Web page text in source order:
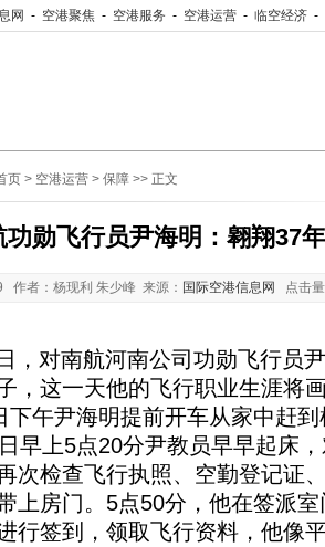
网 - 空港聚焦 - 空港服务 - 空港运营 - 临空经济 -
页 > 空港运营 > 保障 >> 正文
功勋飞行员尹海明：翱翔37
作者：杨现利 朱少峰 来源： 国际空港信息网 点击
对南航河南公司功勋飞行员尹
，这一天他的飞行职业生涯将
下午尹海明提前开车从家中赶
早上5点20分尹教员早早起床
次检查飞行执照、空勤登记证
上房门。5点50分，他在签派
行签到，领取飞行资料，他像